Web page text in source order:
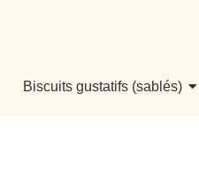
Biscuits gustatifs (sablés)